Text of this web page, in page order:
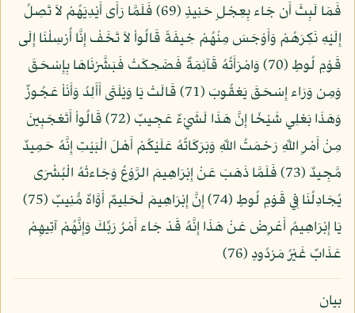
فَمَا لَبِثَ أَن جَاء بِعِجْلٍ حَنِيذٍ (69) فَلَمَّا رَأَى أَيْدِيَهُمْ لاَ تَصِلُ
إِلَيْهِ نَكِرَهُمْ وَأَوْجَسَ مِنْهُمْ خِيفَةً قَالُواْ لاَ تَخَفْ إِنَّا أُرْسِلْنَا إِلَى
قَوْمِ لُوطٍ (70) وَامْرَأَتُهُ قَآئِمَةٌ فَضَحِكَتْ فَبَشَّرْنَاهَا بِإِسْحَقَ
وَمِن وَرَاء إِسْحَقَ يَعْقُوبَ (71) قَالَتْ يَا وَيْلَتَى أَأَلِدُ وَأَنَاْ عَجُوزٌ
وَهَذَا بَعْلِي شَيْخًا إِنَّ هَذَا لَشَيْءٌ عَجِيبٌ (72) قَالُواْ أَتَعْجَبِينَ
مِنْ أَمْرِ اللّهِ رَحْمَتُ اللّهِ وَبَرَكَاتُهُ عَلَيْكُمْ أَهْلَ الْبَيْتِ إِنَّهُ حَمِيدٌ
مَّجِيدٌ (73) فَلَمَّا ذَهَبَ عَنْ إِبْرَاهِيمَ الرَّوْعُ وَجَاءتْهُ الْبُشْرَى
يُجَادِلُنَا فِي قَوْمِ لُوطٍ (74) إِنَّ إِبْرَاهِيمَ لَحَلِيمٌ أَوَّاهٌ مُّنِيبٌ (75)
يَا إِبْرَاهِيمُ أَعْرِضْ عَنْ هَذَا إِنَّهُ قَدْ جَاء أَمْرُ رَبِّكَ وَإِنَّهُمْ آتِيهِمْ
عَذَابٌ غَيْرُ مَرْدُودٍ (76)
بيان